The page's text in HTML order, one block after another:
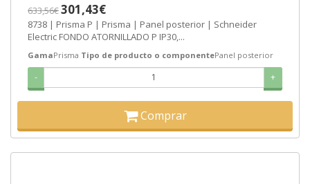
633,56€301,43€
8738 | Prisma P | Prisma | Panel posterior | Schneider
Electric FONDO ATORNILLADO P IP30,...
GamaPrisma Tipo de producto o componentePanel posterior
- +
Comprar